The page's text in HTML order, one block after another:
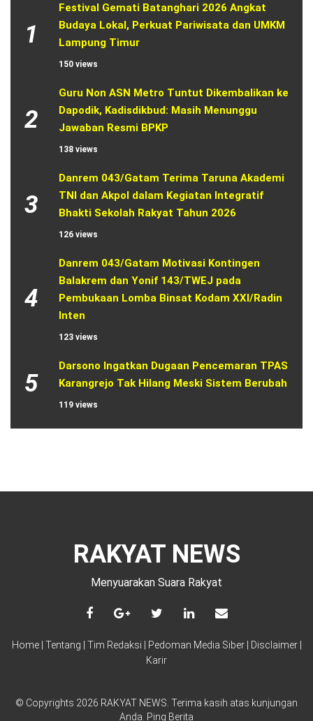
1
Festival Gemati Batanghari 2026 Angkat
Budaya Lokal, Perkuat Pariwisata dan UMKM
Lampung Timur
150 views
2
Guru Non ASN Metro Tuntut Dikembalikan ke
Dapodik, Kadisdikbud: Masih Menunggu
Jawaban Resmi BPKP
138 views
3
Danrem 043/Gatam Terima Taruna Akademi
TNI dan Akpol dalam Kegiatan Integratif
Bhakti Sekolah Rakyat Tahun 2026
126 views
4
Danrem 043/Gatam Motivasi Kontingen
Balakrem dan Yonif 143/TWEJ pada
Pembukaan Lomba Binsat Kodam XXI/Radin
Inten
123 views
5
Darsono Ingatkan Dugaan Pencemaran TPAS
Karangrejo Tak Hilang Meski Sistem Berubah
119 views
RAKYAT NEWS
Menyuarakan Suara Rakyat
Home| Tentang | Tim Redaksi | Pedoman Media Siber| Disclaimer|
Karir
© Copyrights 2026 RAKYAT NEWS. Terima kasih atas kunjungan
Anda Ping Berita